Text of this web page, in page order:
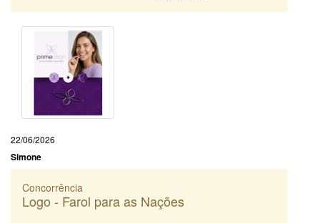
22/06/2026
Simone
Concorrência
Logo - Farol para as Nações